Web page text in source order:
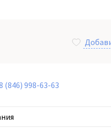
(846) 998-63-63